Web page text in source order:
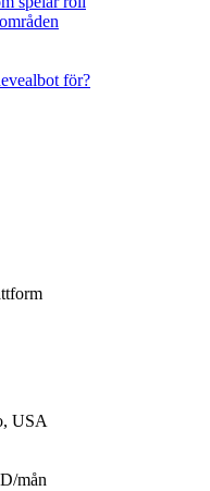
för?
USA
mån